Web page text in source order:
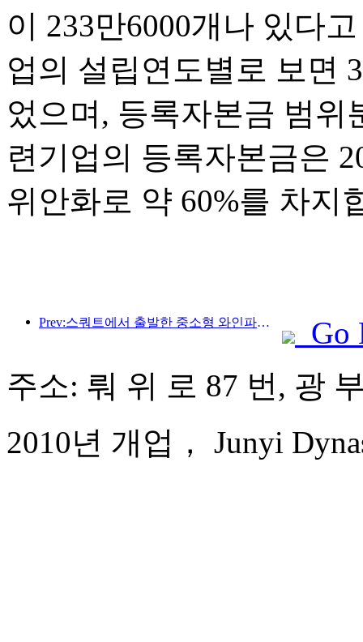
이 233만6000개나 있다
업의 설립연도별로 보면
었으며, 등록자본금 범
련기업의 등록자본금은
위안화로 약 60%를 차지
Prev:스쿼트에서 출발한 중소형 와인파이프가 에너지를 축적하는 새로운 여정을 시작합니다
Go
주소: 뤄 위 로 87 번, 광
2010년 개업， Junyi